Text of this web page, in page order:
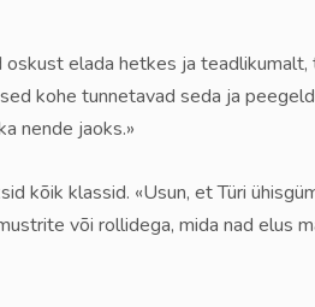
oskust elada hetkes ja
kohe tunnetavad seda ja
nende jaoks.»
kõik klassid. «Usun, et Türi
või rollidega, mida nad elus